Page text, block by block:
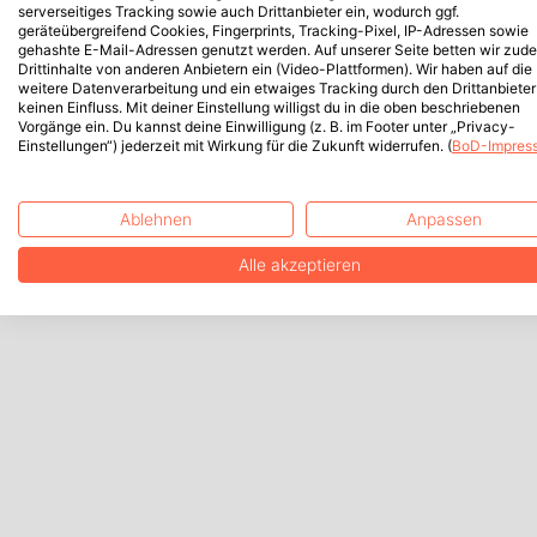
serverseitiges Tracking sowie auch Drittanbieter ein, wodurch ggf.
geräteübergreifend Cookies, Fingerprints, Tracking-Pixel, IP-Adressen sowie
gehashte E-Mail-Adressen genutzt werden. Auf unserer Seite betten wir
Drittinhalte von anderen Anbietern ein (Video-Plattformen). Wir haben auf die
weitere Datenverarbeitung und ein etwaiges Tracking durch den Drittanbieter
keinen Einfluss. Mit deiner Einstellung willigst du in die oben beschriebenen
Vorgänge ein. Du kannst deine Einwilligung (z. B. im Footer unter „Privacy-
Einstellungen“) jederzeit mit Wirkung für die Zukunft widerrufen. (BoD-
Ablehnen Anpassen
Alle akzeptieren